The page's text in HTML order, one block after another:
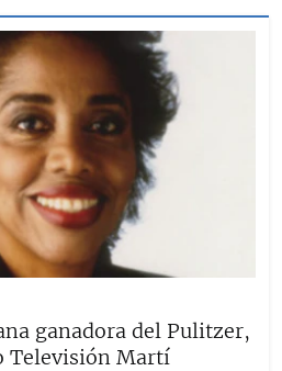
ganadora del Pulitzer,
Televisión Martí